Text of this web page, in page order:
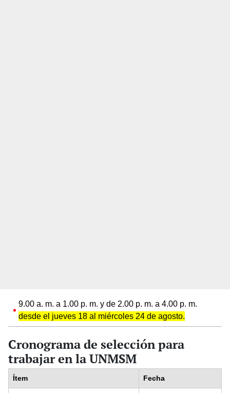
9.00 a. m. a 1.00 p. m. y de 2.00 p. m. a 4.00 p. m.
desde el jueves 18 al miércoles 24 de agosto.
Cronograma de selección para
trabajar en la UNMSM
Ítem Fecha